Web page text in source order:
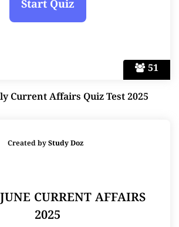
51
Current Affairs Quiz Test 2025
Created byStudy Doz
CURRENT AFFAIRS
2025